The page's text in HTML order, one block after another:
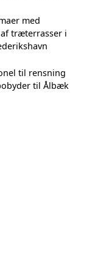
med
træterrasser i
til rensning
til Ålbæk